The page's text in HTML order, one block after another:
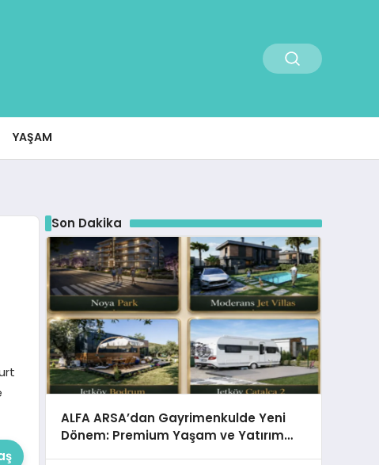
YAŞAM
Son Dakika
ALFA ARSA’dan Gayrimenkulde Yeni
Dönem: Premium Yaşam ve Yatırım